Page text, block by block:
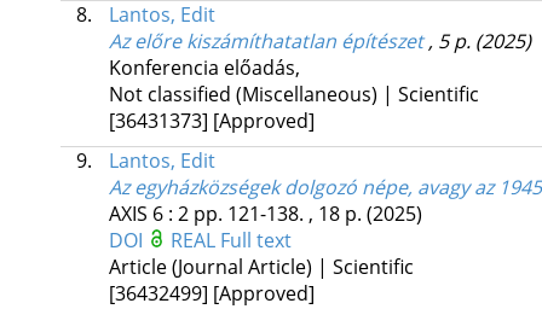
8.
Lantos, Edit
Az előre kiszámíthatatlan építészet, 5 p. (2025)
Konferencia előadás,
Not classified (Miscellaneous) | Scientific
[36431373] [Approved]
9.
Lantos, Edit
Az egyházközségek dolgozó népe, avagy az
AXIS 6: 2 pp. 121-138. , 18 p. (2025)
DOI
REAL Full text
Article (Journal Article) | Scientific
[36432499] [Approved]